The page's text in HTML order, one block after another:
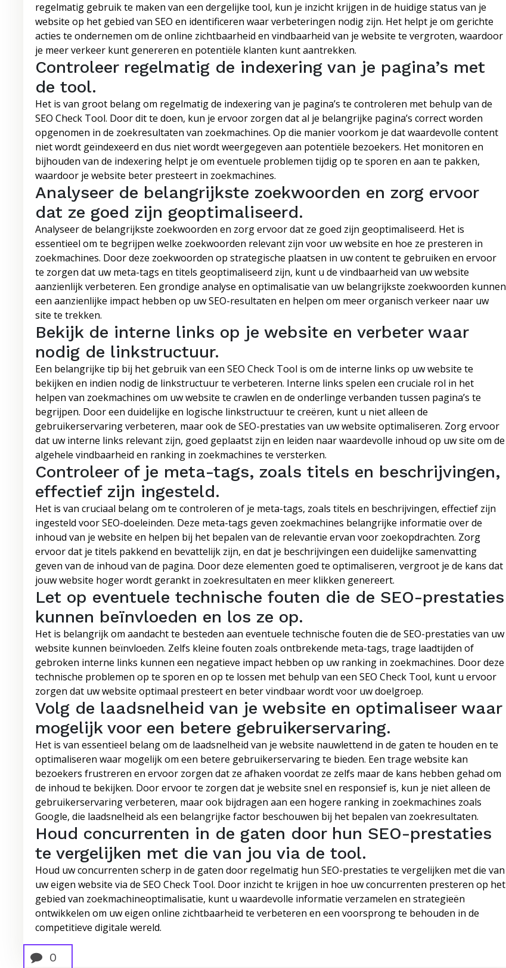
regelmatig gebruik te maken van een dergelijke tool, kun je inzicht krijgen in de huidige status van je
website op het gebied van SEO en identificeren waar verbeteringen nodig zijn. Het helpt je om gerichte
acties te ondernemen om de online zichtbaarheid en vindbaarheid van je website te vergroten, waardoor
je meer verkeer kunt genereren en potentiële klanten kunt aantrekken.
Controleer regelmatig de indexering van je pagina’s met
de tool.
Het is van groot belang om regelmatig de indexering van je pagina’s te controleren met behulp van de
SEO Check Tool. Door dit te doen, kun je ervoor zorgen dat al je belangrijke pagina’s correct worden
opgenomen in de zoekresultaten van zoekmachines. Op die manier voorkom je dat waardevolle content
niet wordt geïndexeerd en dus niet wordt weergegeven aan potentiële bezoekers. Het monitoren en
bijhouden van de indexering helpt je om eventuele problemen tijdig op te sporen en aan te pakken,
waardoor je website beter presteert in zoekmachines.
Analyseer de belangrijkste zoekwoorden en zorg ervoor
dat ze goed zijn geoptimaliseerd.
Analyseer de belangrijkste zoekwoorden en zorg ervoor dat ze goed zijn geoptimaliseerd. Het is
essentieel om te begrijpen welke zoekwoorden relevant zijn voor uw website en hoe ze presteren in
zoekmachines. Door deze zoekwoorden op strategische plaatsen in uw content te gebruiken en ervoor
te zorgen dat uw meta-tags en titels geoptimaliseerd zijn, kunt u de vindbaarheid van uw website
aanzienlijk verbeteren. Een grondige analyse en optimalisatie van uw belangrijkste zoekwoorden kunnen
een aanzienlijke impact hebben op uw SEO-resultaten en helpen om meer organisch verkeer naar uw
site te trekken.
Bekijk de interne links op je website en verbeter waar
nodig de linkstructuur.
Een belangrijke tip bij het gebruik van een SEO Check Tool is om de interne links op uw website te
bekijken en indien nodig de linkstructuur te verbeteren. Interne links spelen een cruciale rol in het
helpen van zoekmachines om uw website te crawlen en de onderlinge verbanden tussen pagina’s te
begrijpen. Door een duidelijke en logische linkstructuur te creëren, kunt u niet alleen de
gebruikerservaring verbeteren, maar ook de SEO-prestaties van uw website optimaliseren. Zorg ervoor
dat uw interne links relevant zijn, goed geplaatst zijn en leiden naar waardevolle inhoud op uw site om de
algehele vindbaarheid en ranking in zoekmachines te versterken.
Controleer of je meta-tags, zoals titels en beschrijvingen,
effectief zijn ingesteld.
Het is van cruciaal belang om te controleren of je meta-tags, zoals titels en beschrijvingen, effectief zijn
ingesteld voor SEO-doeleinden. Deze meta-tags geven zoekmachines belangrijke informatie over de
inhoud van je website en helpen bij het bepalen van de relevantie ervan voor zoekopdrachten. Zorg
ervoor dat je titels pakkend en bevattelijk zijn, en dat je beschrijvingen een duidelijke samenvatting
geven van de inhoud van de pagina. Door deze elementen goed te optimaliseren, vergroot je de kans dat
jouw website hoger wordt gerankt in zoekresultaten en meer klikken genereert.
Let op eventuele technische fouten die de SEO-prestaties
kunnen beïnvloeden en los ze op.
Het is belangrijk om aandacht te besteden aan eventuele technische fouten die de SEO-prestaties van uw
website kunnen beïnvloeden. Zelfs kleine fouten zoals ontbrekende meta-tags, trage laadtijden of
gebroken interne links kunnen een negatieve impact hebben op uw ranking in zoekmachines. Door deze
technische problemen op te sporen en op te lossen met behulp van een SEO Check Tool, kunt u ervoor
zorgen dat uw website optimaal presteert en beter vindbaar wordt voor uw doelgroep.
Volg de laadsnelheid van je website en optimaliseer waar
mogelijk voor een betere gebruikerservaring.
Het is van essentieel belang om de laadsnelheid van je website nauwlettend in de gaten te houden en te
optimaliseren waar mogelijk om een betere gebruikerservaring te bieden. Een trage website kan
bezoekers frustreren en ervoor zorgen dat ze afhaken voordat ze zelfs maar de kans hebben gehad om
de inhoud te bekijken. Door ervoor te zorgen dat je website snel en responsief is, kun je niet alleen de
gebruikerservaring verbeteren, maar ook bijdragen aan een hogere ranking in zoekmachines zoals
Google, die laadsnelheid als een belangrijke factor beschouwen bij het bepalen van zoekresultaten.
Houd concurrenten in de gaten door hun SEO-prestaties
te vergelijken met die van jou via de tool.
Houd uw concurrenten scherp in de gaten door regelmatig hun SEO-prestaties te vergelijken met die van
uw eigen website via de SEO Check Tool. Door inzicht te krijgen in hoe uw concurrenten presteren op het
gebied van zoekmachineoptimalisatie, kunt u waardevolle informatie verzamelen en strategieën
ontwikkelen om uw eigen online zichtbaarheid te verbeteren en een voorsprong te behouden in de
competitieve digitale wereld.
0